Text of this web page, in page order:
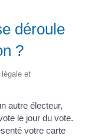
déroule
?
et
autre électeur,
le jour du vote.
votre carte